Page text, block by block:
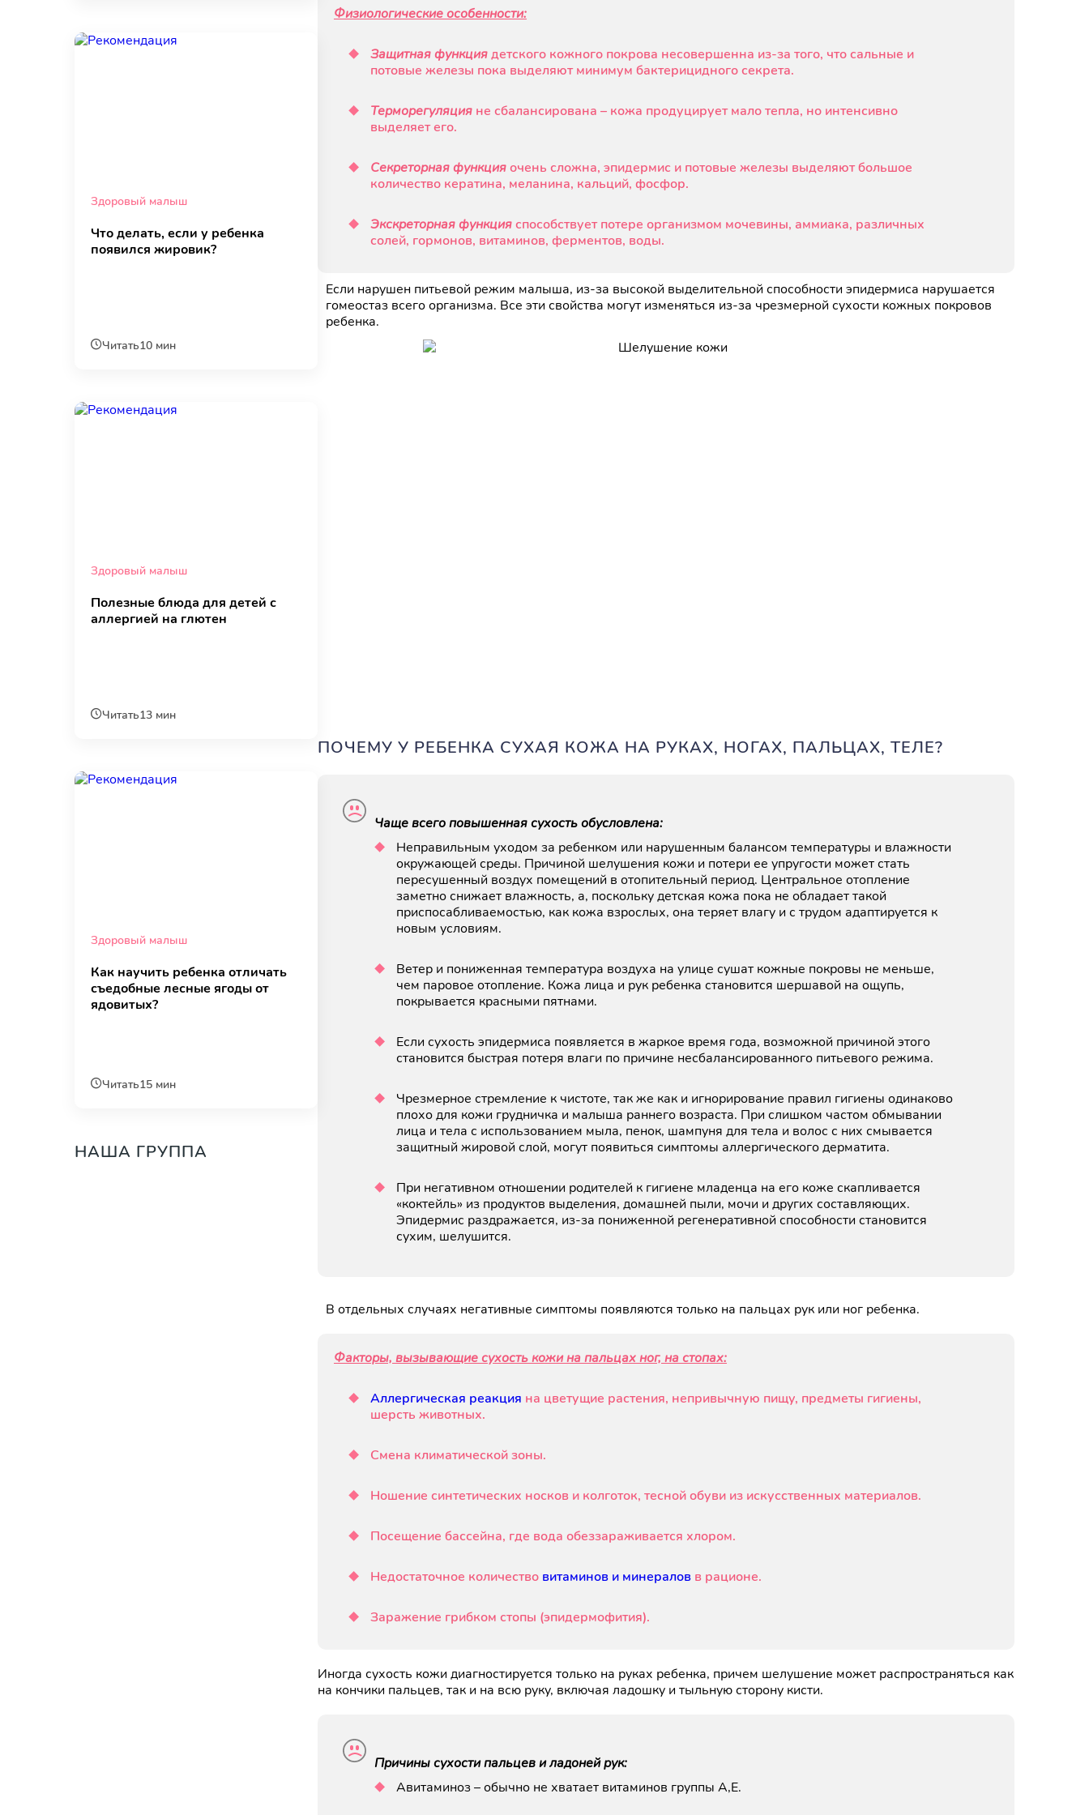
Здоровый малыш
Что делать, если у ребенка
появился жировик?
Читать10 мин
Здоровый малыш
Полезные блюда для детей с
аллергией на глютен
Читать13 мин
Здоровый малыш
Как научить ребенка отличать
съедобные лесные ягоды от
ядовитых?
Читать15 мин
НАША ГРУППА
Физиологические особенности:
Защитная функциядетского кожного покрова несовершенна из-за того, что сальные и
потовые железы пока выделяют минимум бактерицидного секрета.
Терморегуляция не сбалансирована – кожа продуцирует мало тепла, но интенсивно
выделяет его.
Секреторная функцияочень сложна, эпидермис и потовые железы выделяют большое
количество кератина, меланина, кальций, фосфор.
Экскреторная функцияспособствует потере организмом мочевины, аммиака, различных
солей, гормонов, витаминов, ферментов, воды.
Если нарушен питьевой режим малыша, из-за высокой выделительной способности эпидермиса нарушается
гомеостаз всего организма. Все эти свойства могут изменяться из-за чрезмерной сухости кожных покровов
ребенка.
ПОЧЕМУ У РЕБЕНКА СУХАЯ КОЖА НА РУКАХ, НОГАХ, ПАЛЬЦАХ, ТЕЛЕ?
Чаще всего повышенная сухость обусловлена:
Неправильным уходом за ребенком или нарушенным балансом температуры и влажности
окружающей среды. Причиной шелушения кожи и потери ее упругости может стать
пересушенный воздух помещений в отопительный период. Центральное отопление
заметно снижает влажность, а, поскольку детская кожа пока не обладает такой
приспосабливаемостью, как кожа взрослых, она теряет влагу и с трудом адаптируется к
новым условиям.
Ветер и пониженная температура воздуха на улице сушат кожные покровы не меньше,
чем паровое отопление. Кожа лица и рук ребенка становится шершавой на ощупь,
покрывается красными пятнами.
Если сухость эпидермиса появляется в жаркое время года, возможной причиной этого
становится быстрая потеря влаги по причине несбалансированного питьевого режима.
Чрезмерное стремление к чистоте, так же как и игнорирование правил гигиены одинаково
плохо для кожи грудничка и малыша раннего возраста. При слишком частом обмывании
лица и тела с использованием мыла, пенок, шампуня для тела и волос с них смывается
защитный жировой слой, могут появиться симптомы аллергического дерматита.
При негативном отношении родителей к гигиене младенца на его коже скапливается
«коктейль» из продуктов выделения, домашней пыли, мочи и других составляющих.
Эпидермис раздражается, из-за пониженной регенеративной способности становится
сухим, шелушится.
В отдельных случаях негативные симптомы появляются только на пальцах рук или ног ребенка.
Факторы, вызывающие сухость кожи на пальцах ног, на стопах:
Аллергическая реакция на цветущие растения, непривычную пищу, предметы гигиены,
шерсть животных.
Смена климатической зоны.
Ношение синтетических носков и колготок, тесной обуви из искусственных материалов.
Посещение бассейна, где вода обеззараживается хлором.
Недостаточное количество витаминов и минералов в рационе.
Заражение грибком стопы (эпидермофития).
Иногда сухость кожи диагностируется только на руках ребенка, причем шелушение может распространяться как
на кончики пальцев, так и на всю руку, включая ладошку и тыльную сторону кисти.
Причины сухости пальцев и ладоней рук:
Авитаминоз – обычно не хватает витаминов группы A,E.